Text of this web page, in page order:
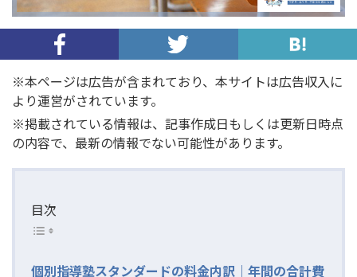
※本ページは広告が含まれており、本サイトは広告収入に
より運営がされています。
※掲載されている情報は、記事作成日もしくは更新日時点
の内容で、最新の情報でない可能性があります。
目次
個別指導塾スタンダードの料金内訳｜年間の合計費